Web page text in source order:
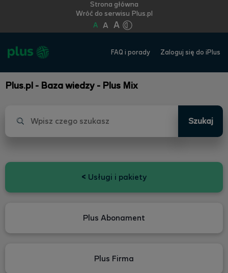
Strona główna
Wróć do serwisu Plus.pl
A A A
FAQ i porady Zaloguj się do iPlus
Plus.pl - Baza wiedzy - Plus Mix
Szukaj
< Usługi i pakiety
Plus Abonament
Plus Firma